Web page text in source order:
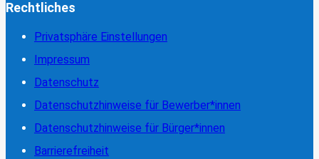
Rechtliches
Privatsphäre Einstellungen
Impressum
Datenschutz
Datenschutzhinweise für Bewerber*innen
Datenschutzhinweise für Bürger*innen
Barrierefreiheit